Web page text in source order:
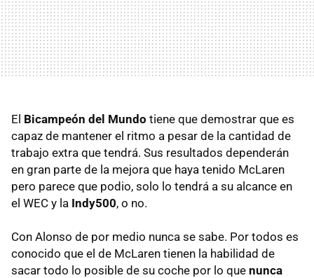
El Bicampeón del Mundo tiene que demostrar que es
capaz de mantener el ritmo a pesar de la cantidad de
trabajo extra que tendrá. Sus resultados dependerán
en gran parte de la mejora que haya tenido McLaren
pero parece que podio, solo lo tendrá a su alcance en
el WEC y la Indy500, o no.
Con Alonso de por medio nunca se sabe. Por todos es
conocido que el de McLaren tienen la habilidad de
sacar todo lo posible de su coche por lo que nunca